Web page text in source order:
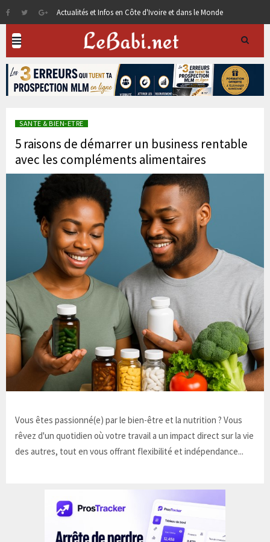
Actualités et Infos en Côte d'Ivoire et dans le Monde
SANTE & BIEN-ETRE
5 raisons de démarrer un business rentable
avec les compléments alimentaires
Vous êtes passionné(e) par le bien-être et la nutrition ? Vous
rêvez d'un quotidien où votre travail a un impact direct sur la vie
des autres, tout en vous offrant flexibilité et indépendance...